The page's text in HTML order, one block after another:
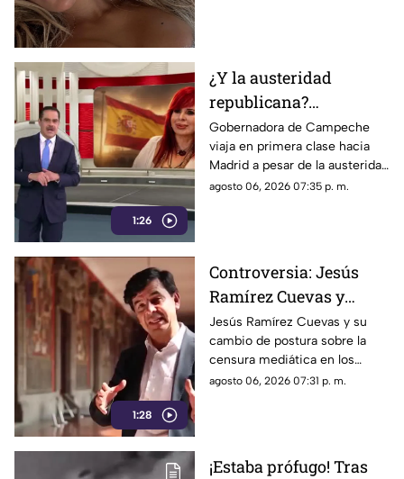
1:26
¿Y la austeridad
republicana?
Gobernadora Layda
Sansores viaja en
primera clase hacia
Madrid
Gobernadora de Campeche
viaja en primera clase hacia
Madrid a pesar de la austeridad
republicana.
agosto 06, 2026 07:35 p. m.
1:28
Controversia: Jesús
Ramírez Cuevas y
Censura a los Medios
de Comunicación
Jesús Ramírez Cuevas y su
cambio de postura sobre la
censura mediática en los
medios de comunicación.
agosto 06, 2026 07:31 p. m.
¡Estaba prófugo! Tras